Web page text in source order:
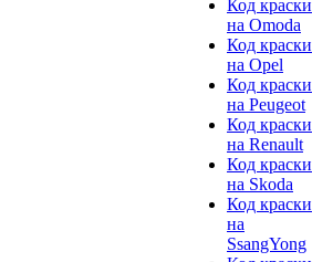
Код краски
на Omoda
Код краски
на Opel
Код краски
на Peugeot
Код краски
на Renault
Код краски
на Skoda
Код краски
на
SsangYong